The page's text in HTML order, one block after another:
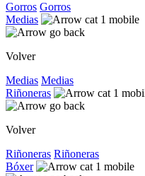
Gorros Gorros
Medias
Volver
Medias Medias
Riñoneras
Volver
Riñoneras Riñoneras
Bóxer